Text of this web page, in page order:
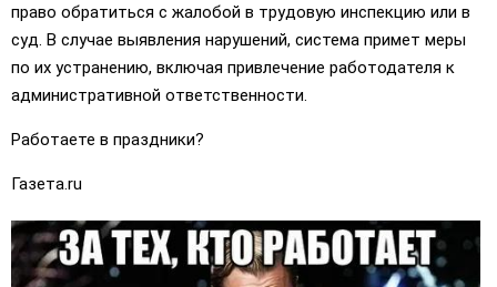
право обратиться с жалобой в трудовую инспекцию или в
суд. В случае выявления нарушений, система примет меры
по их устранению, включая привлечение работодателя к
административной ответственности.
Работаете в праздники?
Газета.ru